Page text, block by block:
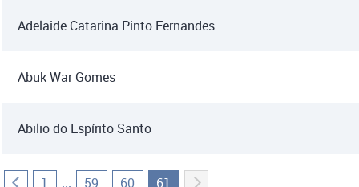
Adelaide Catarina Pinto Fernandes
Abuk War Gomes
Abilio do Espírito Santo
1 ... 59 60 61